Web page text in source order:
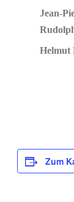
Jean-
Helmut
Zum